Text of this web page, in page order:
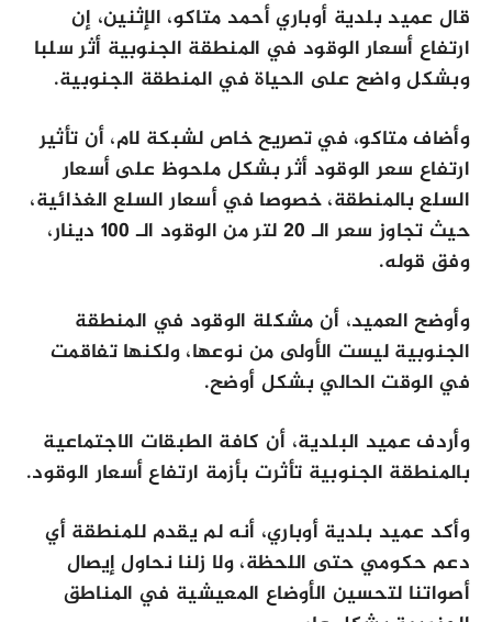
قال عميد بلدية أوباري أحمد متاكو، الإثنين، إن
ارتفاع أسعار الوقود في المنطقة الجنوبية أثر سلبا
وبشكل واضح على الحياة في المنطقة الجنوبية.
وأضاف متاكو، في تصريح خاص لشبكة لام، أن تأثير
ارتفاع سعر الوقود أثر بشكل ملحوظ على أسعار
السلع بالمنطقة، خصوصا في أسعار السلع الغذائية،
حيث تجاوز سعر الـ 20 لتر من الوقود الـ 100 دينار،
وفق قوله.
وأوضح العميد، أن مشكلة الوقود في المنطقة
الجنوبية ليست الأولى من نوعها، ولكنها تفاقمت
في الوقت الحالي بشكل أوضح.
وأردف عميد البلدية، أن كافة الطبقات الاجتماعية
بالمنطقة الجنوبية تأثرت بأزمة ارتفاع أسعار الوقود.
وأكد عميد بلدية أوباري، أنه لم يقدم للمنطقة أي
دعم حكومي حتى اللحظة، ولا زلنا نحاول إيصال
أصواتنا لتحسين الأوضاع المعيشية في المناطق